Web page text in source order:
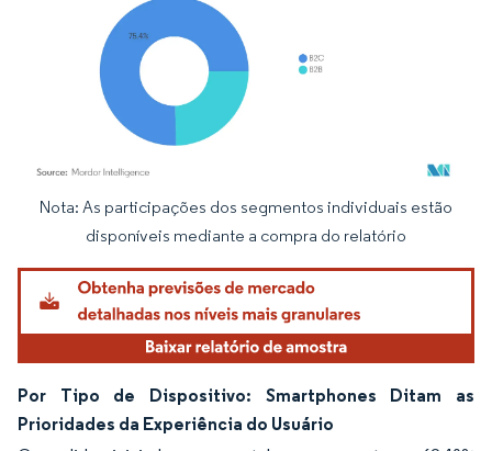
Imagem © Mordor Intelligence. O reuso requer atribuição conforme CC BY 4.0.
Nota: As participações dos segmentos individuais estão
disponíveis mediante a compra do relatório
Por Tipo de Dispositivo: Smartphones Ditam as
Prioridades da Experiência do Usuário